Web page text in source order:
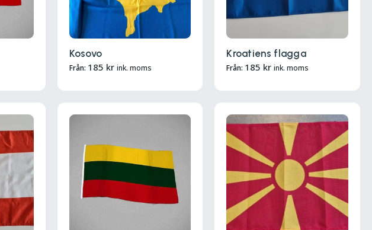
Kosovo
Från: 185 kr ink. moms
Kroatiens flagga
Från: 185 kr ink. moms